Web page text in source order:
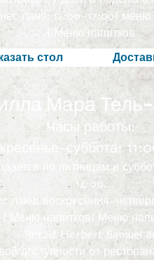
Мара
Часы работы:
суббота:
по пятницам и
14:00.
ланч: воскресения-
| Меню напитков| Меню
Retzif Herbert Samuel
доступности от
ланч: 12:00-17:00| меню
| Меню напитков
стол